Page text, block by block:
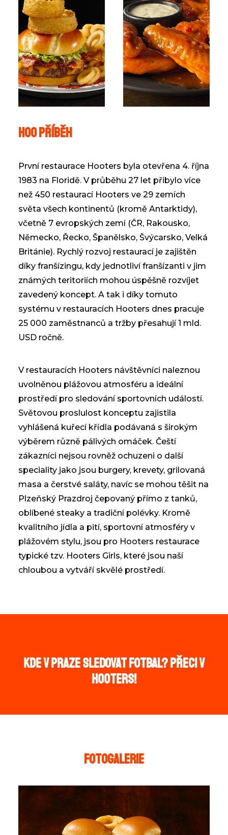
Hoo příběh
První restaurace Hooters byla otevřena 4. října
1983 na Floridě. V průběhu 27 let přibylo více
než 450 restaurací Hooters ve 29 zemích
světa všech kontinentů (kromě Antarktidy),
včetně 7 evropských zemí (ČR, Rakousko,
Německo, Řecko, Španělsko, Švýcarsko, Velká
Británie). Rychlý rozvoj restaurací je zajištěn
díky franšízingu, kdy jednotliví franšízanti v jim
známých teritoriích mohou úspěšně rozvíjet
zavedený koncept. A tak i díky tomuto
systému v restauracích Hooters dnes pracuje
25 000 zaměstnanců a tržby přesahují 1 mld.
USD ročně.
V restauracích Hooters návštěvníci naleznou
uvolněnou plážovou atmosféru a ideální
prostředí pro sledování sportovních událostí.
Světovou proslulost konceptu zajistila
vyhlášená kuřecí křídla podávaná s širokým
výběrem různě pálivých omáček. Čeští
zákazníci nejsou rovněž ochuzeni o další
speciality jako jsou burgery, krevety, grilovaná
masa a čerstvé saláty, navíc se mohou těšit na
Plzeňský Prazdroj čepovaný přímo z tanků,
oblíbené steaky a tradiční polévky. Kromě
kvalitního jídla a pití, sportovní atmosféry v
plážovém stylu, jsou pro Hooters restaurace
typické tzv. Hooters Girls, které jsou naší
chloubou a vytváří skvělé prostředí.
KDE V PRAZE SLEDOVAT FOTBAL? PŘECI V
HOOTERS!
fotogalerie